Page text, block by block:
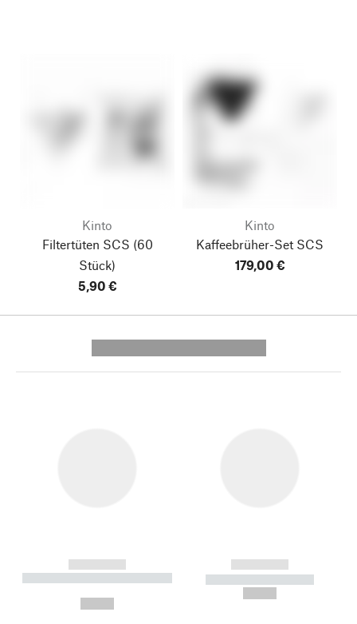
Kinto
Filtertüten SCS (60
Stück)
5,90 €
Kinto
Kaffeebrüher-Set SCS
179,00 €
------------
----------- ----------- --------
------------
----------- -----------